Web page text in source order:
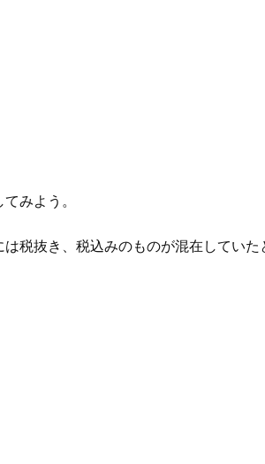
みよう。
税抜き、税込みのものが混在してい